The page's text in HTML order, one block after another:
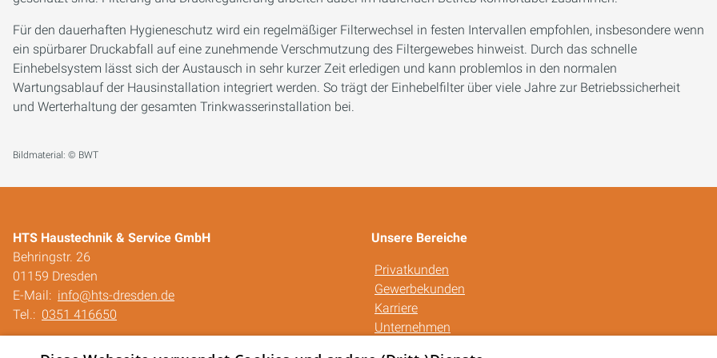
Für den dauerhaften Hygieneschutz wird ein regelmäßiger Filterwechsel in festen Intervallen empfohlen, insbesondere wenn
ein spürbarer Druckabfall auf eine zunehmende Verschmutzung des Filtergewebes hinweist. Durch das schnelle
Einhebelsystem lässt sich der Austausch in sehr kurzer Zeit erledigen und kann problemlos in den normalen
Wartungsablauf der Hausinstallation integriert werden. So trägt der Einhebelfilter über viele Jahre zur Betriebssicherheit
und Werterhaltung der gesamten Trinkwasserinstallation bei.
Bildmaterial: © BWT
HTS Haustechnik & Service GmbH
Behringstr. 26
01159 Dresden
E-Mail: info@hts-dresden.de
Tel.: 0351 416650
Unsere Bereiche
Privatkunden
Gewerbekunden
Karriere
Unternehmen